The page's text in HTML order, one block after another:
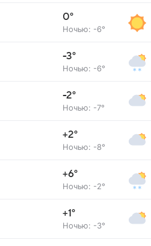
0°
Ночью: -6°
-3°
Ночью: -6°
-2°
Ночью: -7°
+2°
Ночью: -8°
+6°
Ночью: -2°
+1°
Ночью: -3°